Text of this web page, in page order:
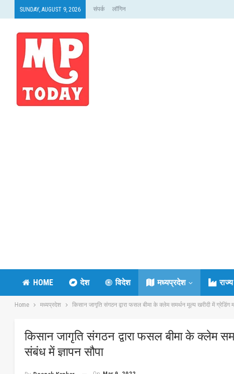
SUNDAY, AUGUST 9, 2026 संपर्क लॉगिन
HOME देश विदेश मध्यप्रदेश राज्य
Home मध्यप्रदेश किसान जागृति संगठन द्वारा फसल बीमा के क्लेम समर्थन मूल्य खरीदी में ग्रेडिंग
किसान जागृति संगठन द्वारा फसल बीमा के क्लेम
संबंध में ज्ञापन सौपा